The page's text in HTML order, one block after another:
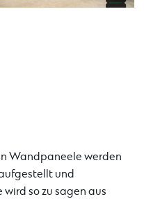
Wandpaneele werden
und
so zu sagen aus